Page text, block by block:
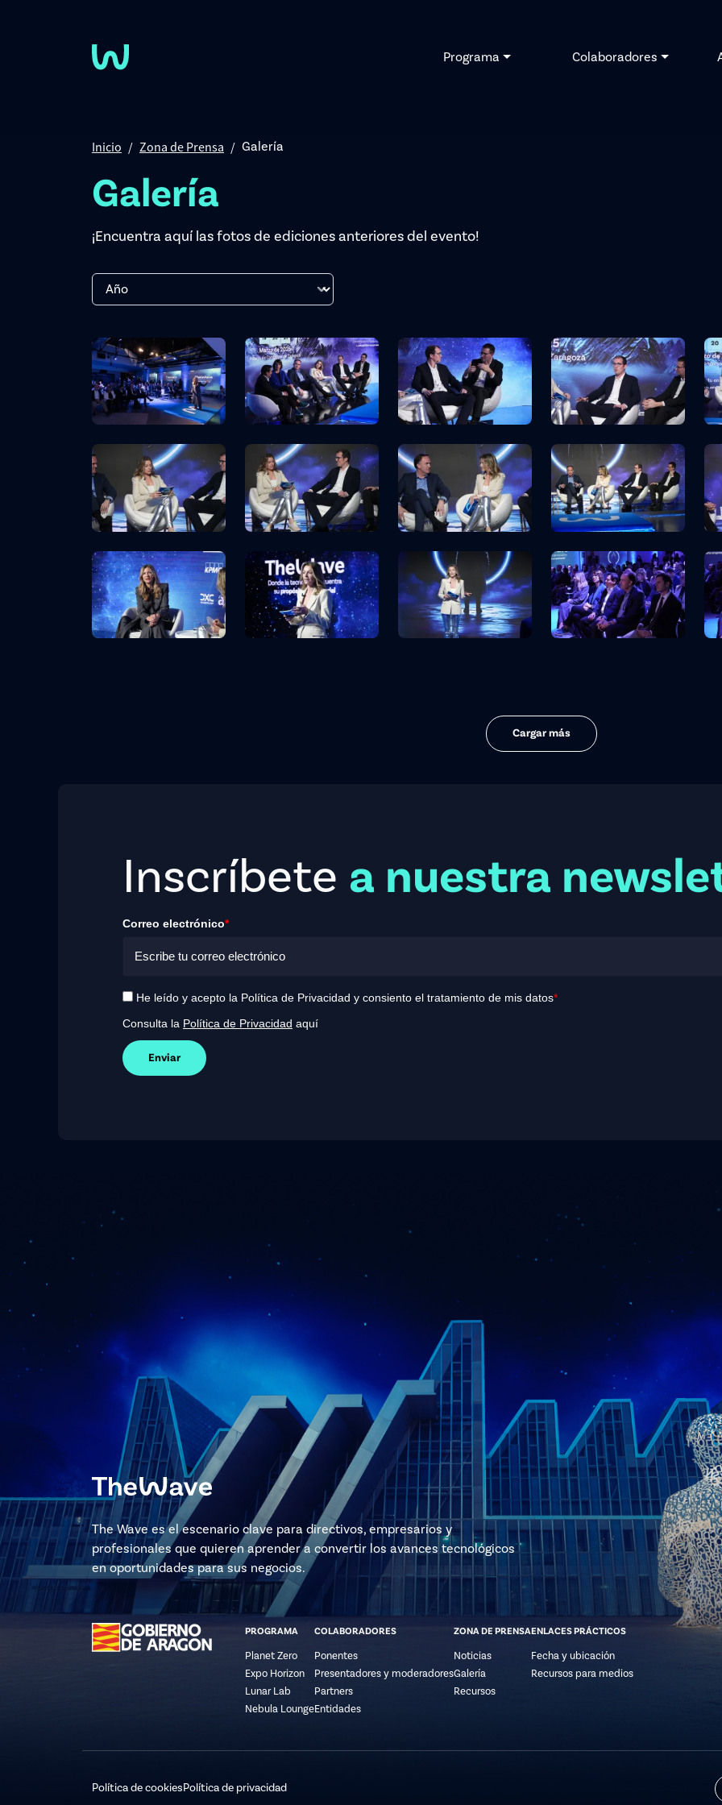
Programa Colaboradores
Inicio Zona de Prensa Galería
Galería
¡Encuentra aquí las fotos de ediciones anteriores del evento!
Año
Cargar más
Inscríbete a nuestra
Correo electrónico*
He leído y acepto la Política de Privacidad y consiento el tratamiento de mis datos*
Consulta la Política de Privacidad aquí
Enviar
The Wave es el escenario clave para directivos, empresarios y
profesionales que quieren aprender a convertir los avances tecnológicos
en oportunidades para sus negocios.
PROGRAMA
Planet Zero
Expo Horizon
Lunar Lab
Nebula Lounge
COLABORADORES
Ponentes
Presentadores y moderadores
Partners
Entidades
ZONA DE PRENSA
Noticias
Galería
Recursos
ENLACES PRÁCTICOS
Fecha y ubicación
Recursos para medios
Política de cookiesPolítica de privacidad